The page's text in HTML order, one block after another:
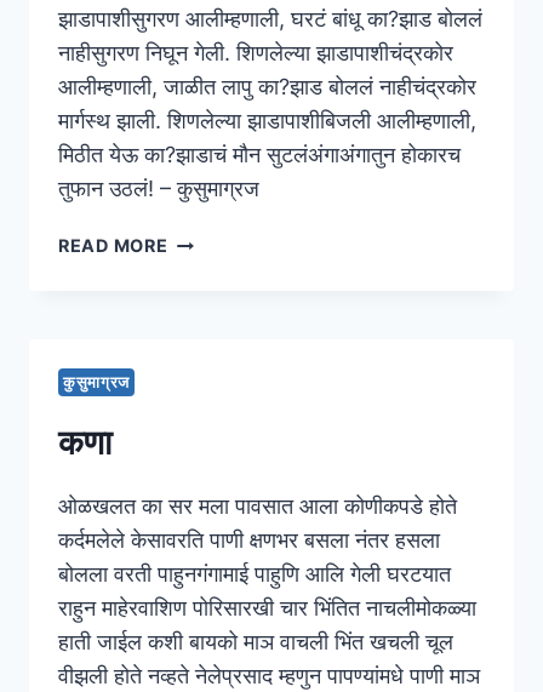
झाडापाशीसुगरण आलीम्हणाली, घरटं बांधू का?झाड बोललं
नाहीसुगरण निघून गेली. शिणलेल्या झाडापाशीचंद्रकोर
आलीम्हणाली, जाळीत लापु का?झाड बोललं नाहीचंद्रकोर
मार्गस्थ झाली. शिणलेल्या झाडापाशीबिजली आलीम्हणाली,
मिठीत येऊ का?झाडाचं मौन सुटलंअंगाअंगातुन होकारच
तुफान उठलं! – कुसुमाग्रज
READ MORE मौन
कुसुमाग्रज
कणा
ओळखलत का सर मला पावसात आला कोणीकपडे होते
कर्दमलेले केसावरति पाणी क्षणभर बसला नंतर हसला
बोलला वरती पाहुनगंगामाई पाहुणि आलि गेली घरटयात
राहुन माहेरवाशिण पोरिसारखी चार भिंतित नाचलीमोकळ्या
हाती जाईल कशी बायको माञ वाचली भिंत खचली चूल
वीझली होते नव्हते नेलेप्रसाद म्हणुन पापण्यांमधे पाणी माञ